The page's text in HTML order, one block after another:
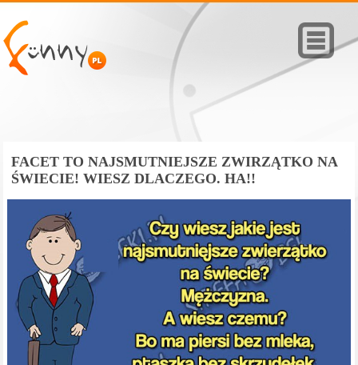
FACET TO NAJSMUTNIEJSZE ZWIRZĄTKO NA
ŚWIECIE! WIESZ DLACZEGO. HA!!